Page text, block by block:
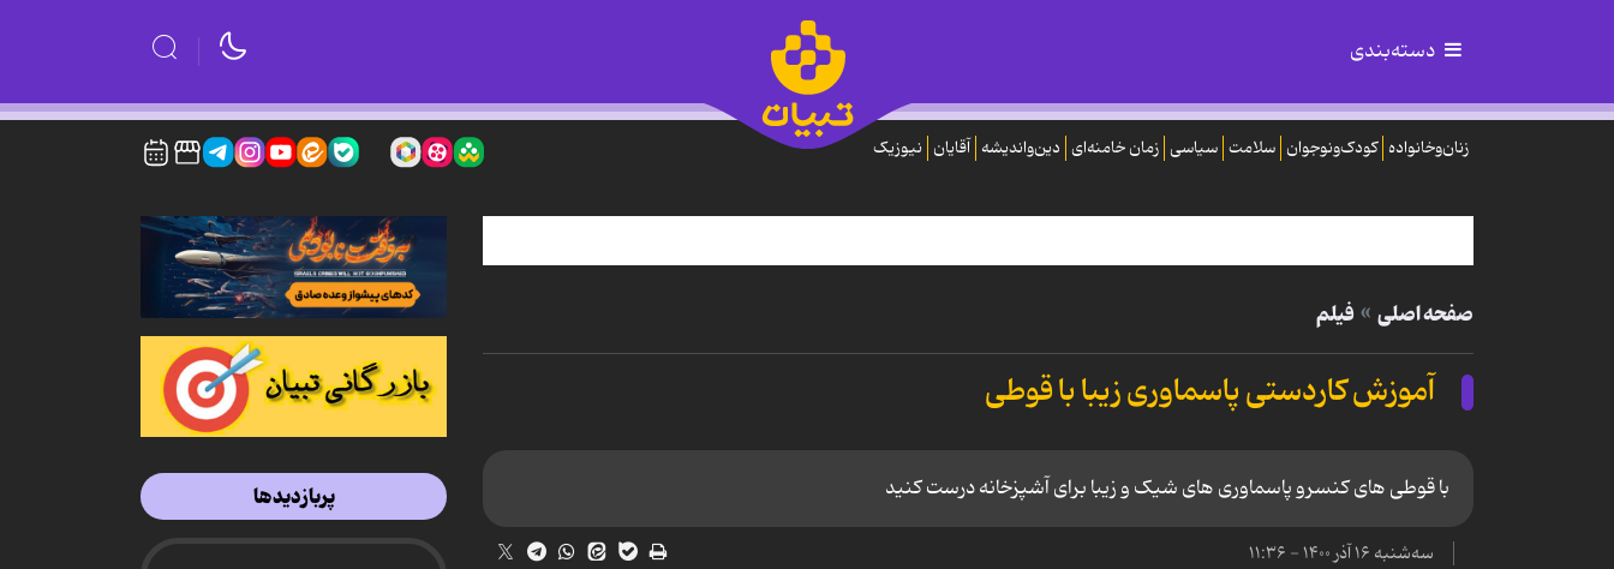
دسته‌بندی
زنان‌وخانواده کودک‌ونوجوان سلامت سیاسی زمان خامنه‌ای دین‌واندیشه آقایان نیوزیک
صفحه اصلی فیلم
آموزش کاردستی پاسماوری زیبا با قوطی
با قوطی های کنسرو پاسماوری های شیک و زیبا برای آشپزخانه درست کنید
سه‌شنبه ۱۶ آذر ۱۴۰۰ - ۱۱:۳۶
پربازدیدها